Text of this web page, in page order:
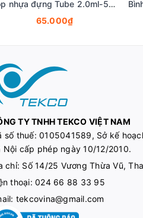
Hộp nhựa đựng Tube 2.0ml-5ml-15ml-50ml, 16-100 vị trí (Cryogenic Vial Box), hãng Fcombio
65.000₫
TY TNHH TEKCO VIỆT NAM
số thuế: 0105041589, Sở kế
Nội cấp phép ngày 10/12/2010.
chỉ: Số 14/25 Vương Thừa Vũ,
thoại: 024 66 88 33 95
tekcovina@gmail.com